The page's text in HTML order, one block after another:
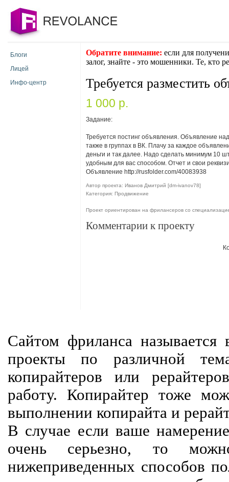
Блоги
Лицей
Инфо-центр
Обратите внимание: если для
залог, знайте - это мошенники. Те, кто
Требуется разместить
1 000 p.
Задание:
Требуется постинг объявления. Объявление
также в группах в ВК. Плачу за каждое
деньги и так далее. Надо сделать минимум 10
удобным для вас способом. Отчет и свои
Объявление http://rusfolder.com/40083938
Автор проекта: Иванов Дмитрий [dm-ivanov78]
Категория: Продвижение
Проект ориентирован на фрилансеров со
Комментарии к проекту
Сайтом фриланса называется
проекты по различной
копирайтеров или
работу. Копирайтер тоже
выполнении копирайта и
В случае если ваше
очень серьезно, то
нижеприведенных способов